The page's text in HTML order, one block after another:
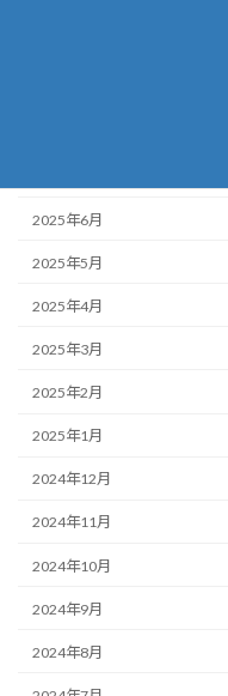
2025年6月
2025年5月
2025年4月
2025年3月
2025年2月
2025年1月
2024年12月
2024年11月
2024年10月
2024年9月
2024年8月